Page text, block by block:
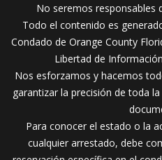
No seremos responsables
Todo el contenido es
Condado de Orange County
Libertad de
Nos esforzamos y hacemos
garantizar la precisión de toda
Para conocer el estado o la
cualquier arrestado, debe